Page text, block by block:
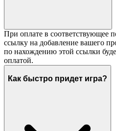
При оплате в соответствующее
ссылку на добавление вашего
по нахождению этой ссылки
оплатой.
Как быстро придет игра?